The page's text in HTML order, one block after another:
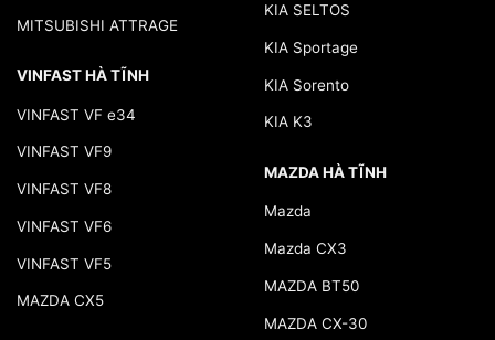
MITSUBISHI ATTRAGE
VINFAST HÀ TĨNH
VINFAST VF e34
VINFAST VF9
VINFAST VF8
VINFAST VF6
VINFAST VF5
MAZDA CX5
KIA SELTOS
KIA Sportage
KIA Sorento
KIA K3
MAZDA HÀ TĨNH
Mazda
Mazda CX3
MAZDA BT50
MAZDA CX-30